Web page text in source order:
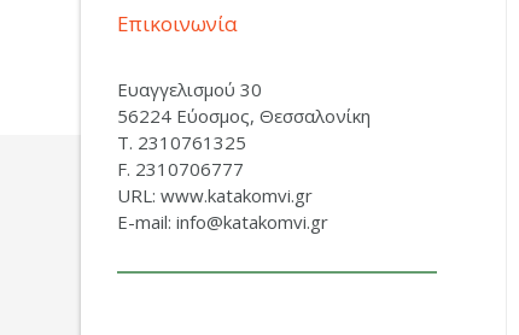
Επικοινωνία
Ευαγγελισμού 30
56224 Εύοσμος, Θεσσαλονίκη
Τ. 2310761325
F. 2310706777
URL: www.katakomvi.gr
E-mail: info@katakomvi.gr